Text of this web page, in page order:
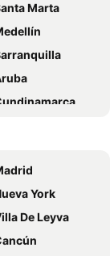
Marta
York
De Leyva